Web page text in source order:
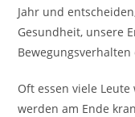
Jahr und
Gesundheit, unsere
Oft essen viele
werden am Ende